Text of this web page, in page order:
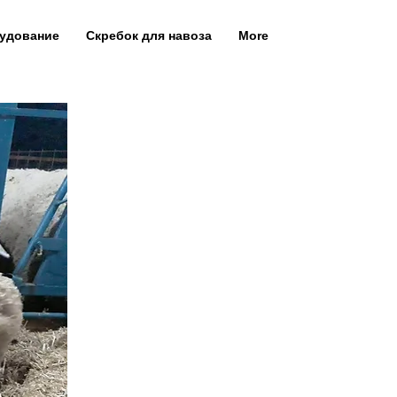
Скребок для навоза More